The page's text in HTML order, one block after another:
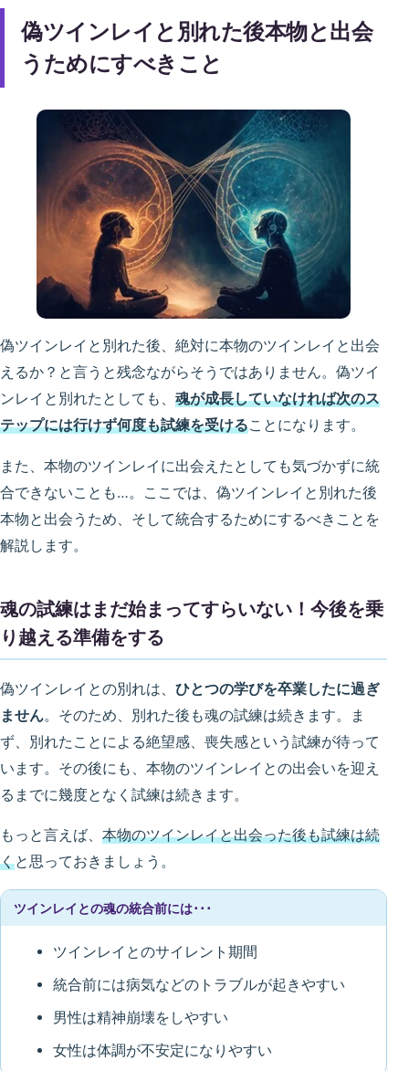
偽ツインレイと別れた後本物と出会
うためにすべきこと
偽ツインレイと別れた後、絶対に本物のツインレイと出会
えるか？と言うと残念ながらそうではありません。偽ツイ
ンレイと別れたとしても、 魂が成長していなければ次のス
テップには行けず何度も試練を受けることになります。
また、本物のツインレイに出会えたとしても気づかずに統
合できないことも…。ここでは、偽ツインレイと別れた後
本物と出会うため、そして統合するためにするべきことを
解説します。
魂の試練はまだ始まってすらいない！今後を乗
り越える準備をする
偽ツインレイとの別れは、 ひとつの学びを卒業したに過ぎ
ません。そのため、別れた後も魂の試練は続きます。ま
ず、別れたことによる絶望感、喪失感という試練が待って
います。その後にも、本物のツインレイとの出会いを迎え
るまでに幾度となく試練は続きます。
もっと言えば、 本物のツインレイと出会った後も試練は続
くと思っておきましょう。
ツインレイとの魂の統合前には･･･
ツインレイとのサイレント期間
統合前には病気などのトラブルが起きやすい
男性は精神崩壊をしやすい
女性は体調が不安定になりやすい